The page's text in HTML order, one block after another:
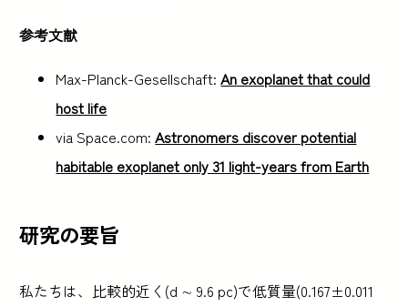
参考文献
Max-Planck-Gesellschaft:An exoplanet that could
host life
via Space.com:Astronomers discover potential
habitable exoplanet only 31 light-years from Earth
研究の要旨
私たちは、比較的近く(d ∼ 9.6 pc)で低質量(0.167±0.011